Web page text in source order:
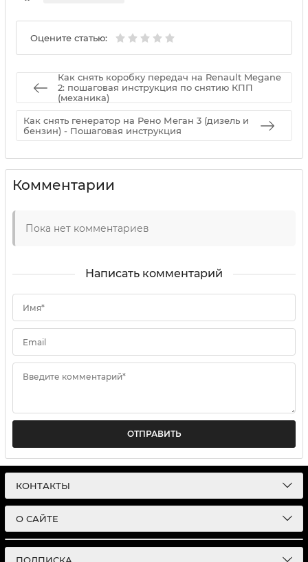
Оцените статью:
Как снять коробку передач на Renault Megane
2: пошаговая инструкция по снятию КПП
(механика)
Как снять генератор на Рено Меган 3 (дизель и
бензин) - Пошаговая инструкция
Комментарии
Пока нет комментариев
Написать комментарий
Имя*
Email
Введите комментарий*
ОТПРАВИТЬ
КОНТАКТЫ
О САЙТЕ